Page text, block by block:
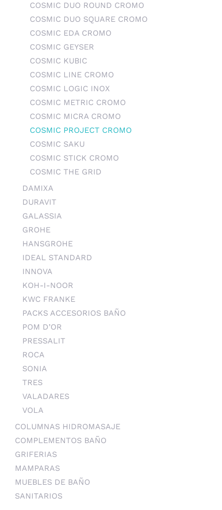
COSMIC DUO ROUND CROMO
COSMIC DUO SQUARE CROMO
COSMIC EDA CROMO
COSMIC GEYSER
COSMIC KUBIC
COSMIC LINE CROMO
COSMIC LOGIC INOX
COSMIC METRIC CROMO
COSMIC MICRA CROMO
COSMIC PROJECT CROMO
COSMIC SAKU
COSMIC STICK CROMO
COSMIC THE GRID
DAMIXA
DURAVIT
GALASSIA
GROHE
HANSGROHE
IDEAL STANDARD
INNOVA
KOH-I-NOOR
KWC FRANKE
PACKS ACCESORIOS BAÑO
POM D’OR
PRESSALIT
ROCA
SONIA
TRES
VALADARES
VOLA
COLUMNAS HIDROMASAJE
COMPLEMENTOS BAÑO
GRIFERIAS
MAMPARAS
MUEBLES DE BAÑO
SANITARIOS